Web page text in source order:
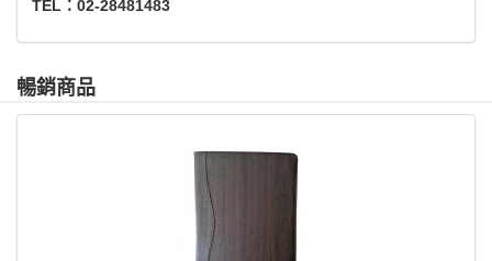
TEL：02-28481483
暢銷商品